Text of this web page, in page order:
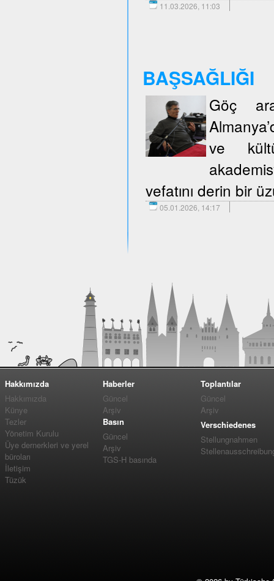
11.03.2026, 11:03
BAŞSAĞLIĞI
Göç
ve
vefatını derin bir
05.01.2026, 14:17
Hakkımızda
Hakkımızda
Künye
Tezler
Yönetim Kurulu
Üye dernerkleri ve yerel
büroları
İletişim
Tüzük
Haberler
Güncel
Arşiv
Basın
Güncel
Arşiv
TGS-H basında
Toplantılar
Güncel
Arşiv
Verschiedenes
Stellungnahmen